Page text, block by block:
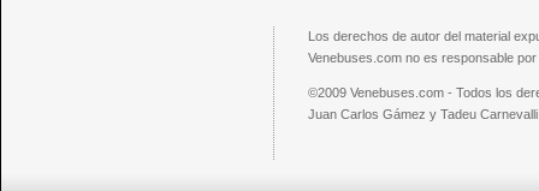
Los derechos de autor del material
Venebuses.com no es responsable
©2009 Venebuses.com - Todos los
Juan Carlos Gámez y Tadeu Carnevalli